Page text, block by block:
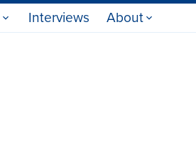
Interviews About